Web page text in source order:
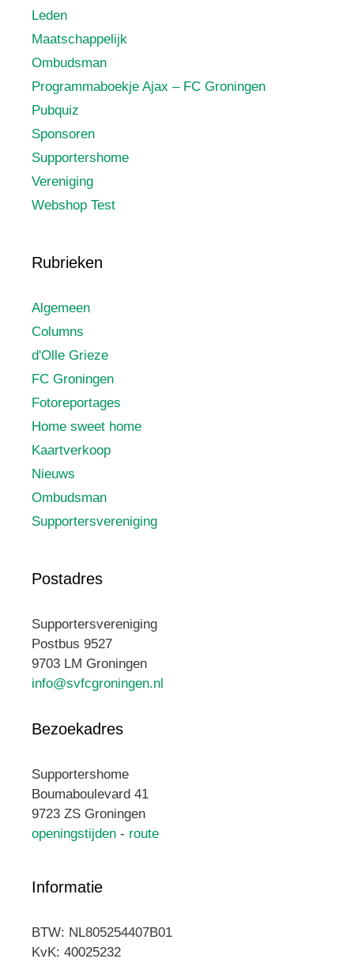
Leden
Maatschappelijk
Ombudsman
Programmaboekje Ajax – FC Groningen
Pubquiz
Sponsoren
Supportershome
Vereniging
Webshop Test
Rubrieken
Algemeen
Columns
d'Olle Grieze
FC Groningen
Fotoreportages
Home sweet home
Kaartverkoop
Nieuws
Ombudsman
Supportersvereniging
Postadres
Supportersvereniging
Postbus 9527
9703 LM Groningen
info@svfcgroningen.nl
Bezoekadres
Supportershome
Boumaboulevard 41
9723 ZS Groningen
openingstijden - route
Informatie
BTW: NL805254407B01
KvK: 40025232